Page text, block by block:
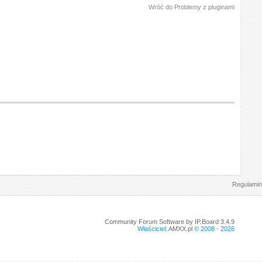
Wróć do Problemy z pluginami
Regulamin
Community Forum Software by IP.Board 3.4.9
Właściciel: AMXX.pl© 2008 - 2026